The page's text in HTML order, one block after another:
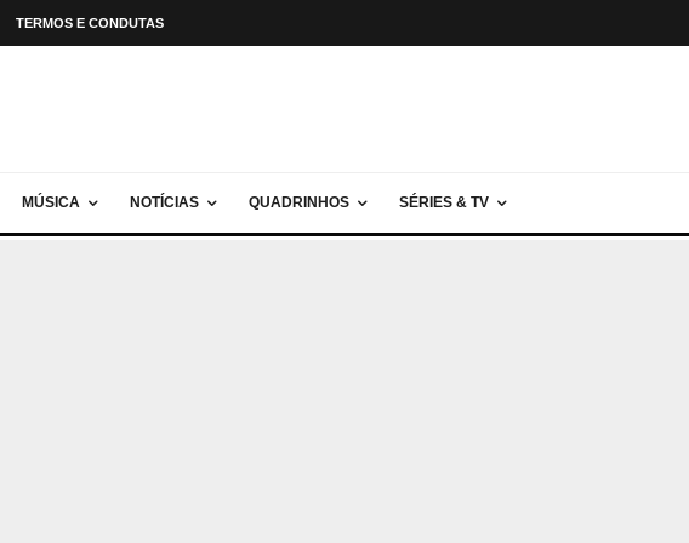
TERMOS E CONDUTAS
MÚSICA NOTÍCIAS QUADRINHOS SÉRIES & TV